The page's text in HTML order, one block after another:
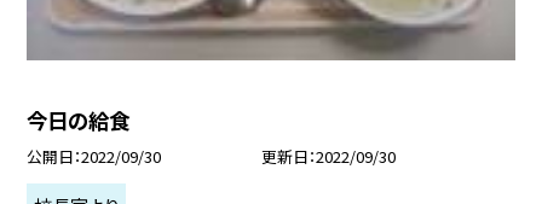
今日の給食
公開日 2022/09/30 更新日 2022/09/30